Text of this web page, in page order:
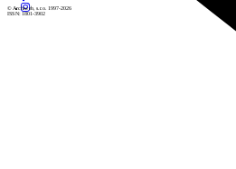
© Archiweb, s.r.o. 1997-2026
ISSN: 1801-3902